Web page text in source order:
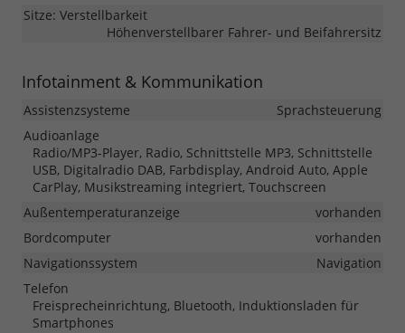
Sitze: Verstellbarkeit
Höhenverstellbarer Fahrer- und Beifahrersitz
Infotainment & Kommunikation
Assistenzsysteme
Sprachsteuerung
Audioanlage
Radio/MP3-Player, Radio, Schnittstelle MP3, Schnittstelle
USB, Digitalradio DAB, Farbdisplay, Android Auto, Apple
CarPlay, Musikstreaming integriert, Touchscreen
Außentemperaturanzeige
vorhanden
Bordcomputer
vorhanden
Navigationssystem
Navigation
Telefon
Freisprecheinrichtung, Bluetooth, Induktionsladen für
Smartphones